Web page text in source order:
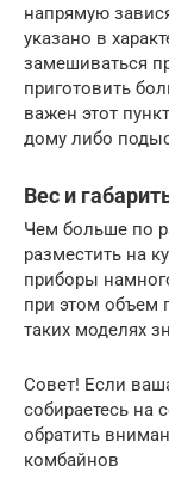
напрямую
указано в
замешиваться
приготовить
важен этот
дому либо
Вес и
Чем больше по
разместить на
приборы
при этом объем
таких моделях
Совет! Если
собираетесь на
обратить
комбайнов